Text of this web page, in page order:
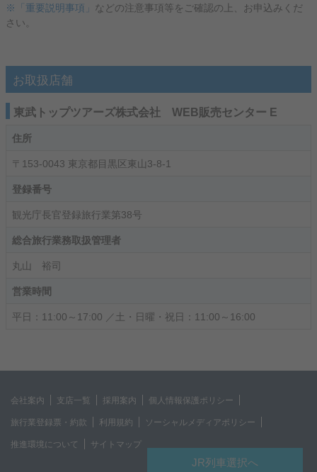
※「重要説明事項」 などの注意事項等をご確認の上、お申込みくだ
さい。
JR列車選択へ
お取扱店舗
東武トップツアーズ株式会社 WEB販売センター E
住所
〒153-0043 東京都目黒区東山3-8-1
登録番号
観光庁長官登録旅行業第38号
総合旅行業務取扱管理者
丸山 裕司
営業時間
平日：11:00～17:00 ／土・日曜・祝日：11:00～16:00
会社案内 支店一覧 採用案内 個人情報保護ポリシー
旅行業登録票・約款 利用規約 ソーシャルメディアポリシー
推進環境について サイトマップ